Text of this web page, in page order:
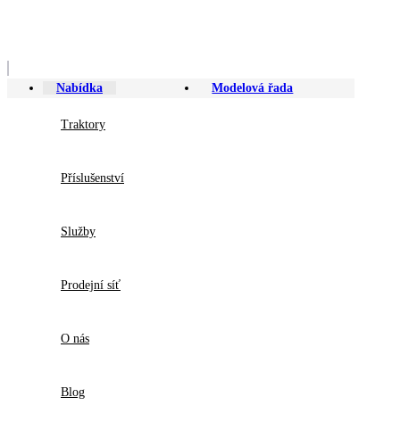
Nabídka Modelová řada
Traktory
Příslušenství
Služby
Prodejní síť
O nás
Blog